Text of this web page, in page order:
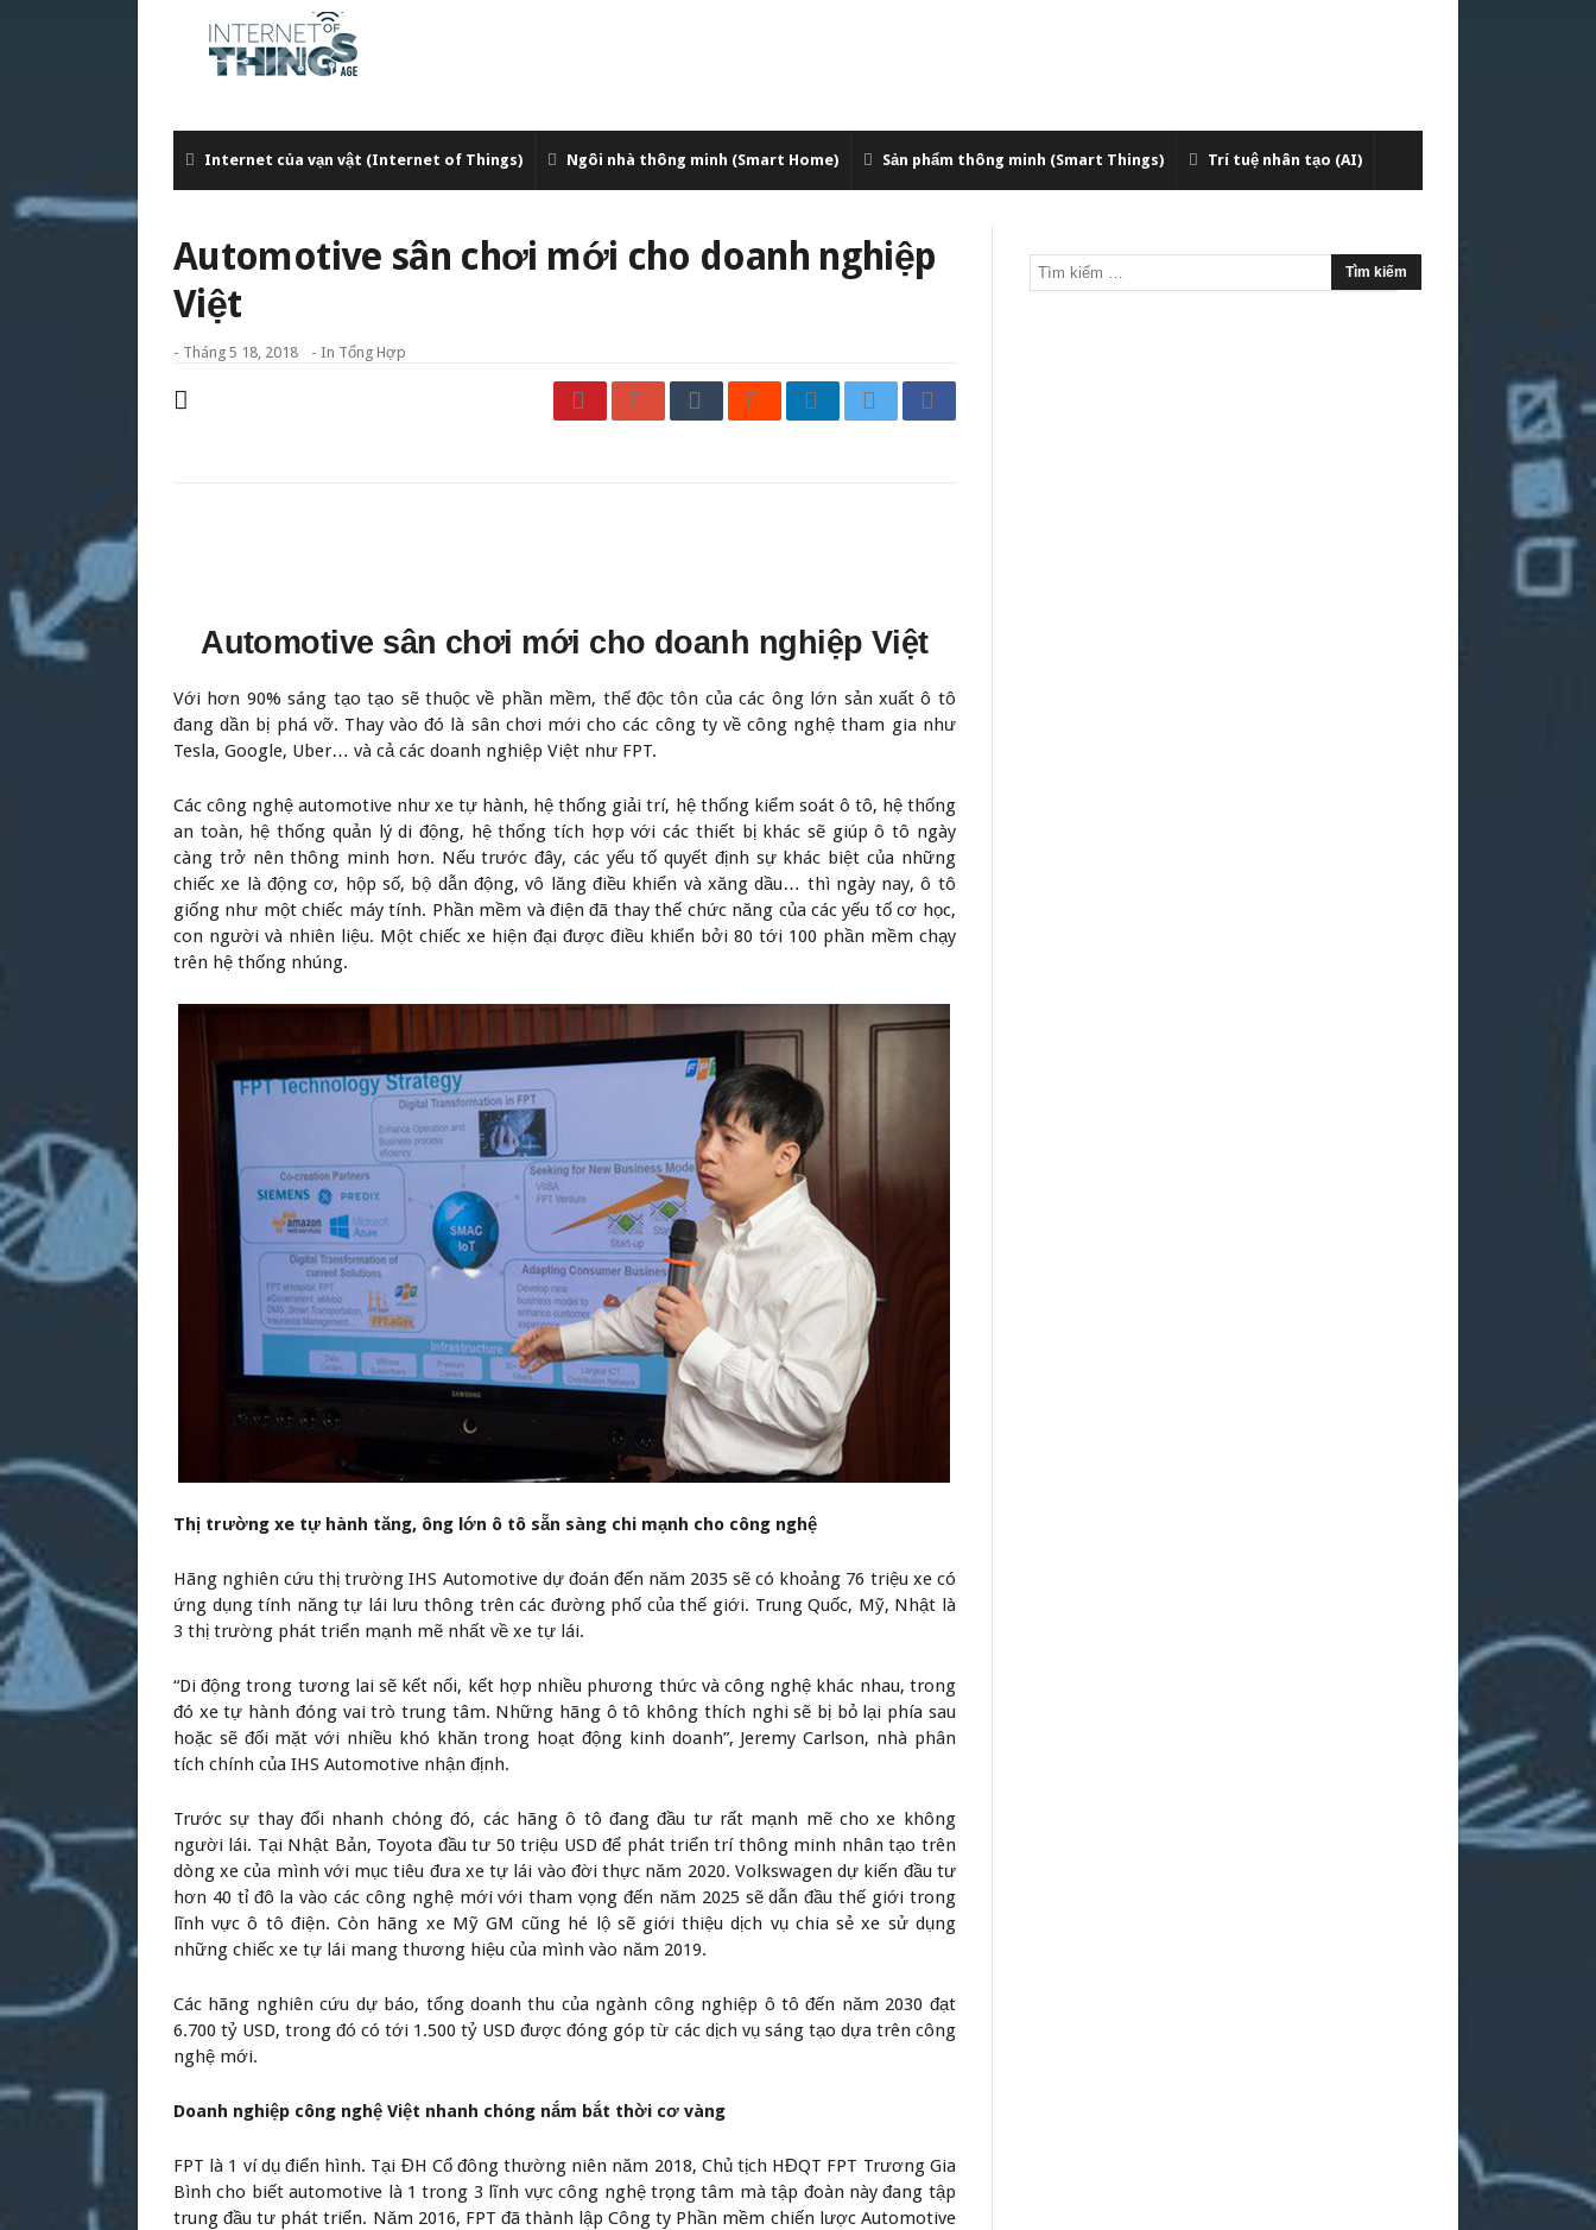
Internet của vạn vật (Internet of Things) Ngôi nhà thông minh (Smart Home) Sản phẩm thông minh (Smart Things) Trí tuệ nhân tạo (AI)
Automotive sân chơi mới cho doanh nghiệp
Việt
- Tháng 5 18, 2018 - In Tổng Hợp
Automotive sân chơi mới cho doanh nghiệp Việt
Với hơn 90% sáng tạo tạo sẽ thuộc về phần mềm, thế độc tôn của các ông lớn sản xuất ô tô
đang dần bị phá vỡ. Thay vào đó là sân chơi mới cho các công ty về công nghệ tham gia như
Tesla, Google, Uber… và cả các doanh nghiệp Việt như FPT.
Các công nghệ automotive như xe tự hành, hệ thống giải trí, hệ thống kiểm soát ô tô, hệ thống
an toàn, hệ thống quản lý di động, hệ thống tích hợp với các thiết bị khác sẽ giúp ô tô ngày
càng trở nên thông minh hơn. Nếu trước đây, các yếu tố quyết định sự khác biệt của những
chiếc xe là động cơ, hộp số, bộ dẫn động, vô lăng điều khiển và xăng dầu… thì ngày nay, ô tô
giống như một chiếc máy tính. Phần mềm và điện đã thay thế chức năng của các yếu tố cơ học,
con người và nhiên liệu. Một chiếc xe hiện đại được điều khiển bởi 80 tới 100 phần mềm chạy
trên hệ thống nhúng.
Thị trường xe tự hành tăng, ông lớn ô tô sẵn sàng chi mạnh cho công nghệ
Hãng nghiên cứu thị trường IHS Automotive dự đoán đến năm 2035 sẽ có khoảng 76 triệu xe có
ứng dụng tính năng tự lái lưu thông trên các đường phố của thế giới. Trung Quốc, Mỹ, Nhật là
3 thị trường phát triển mạnh mẽ nhất về xe tự lái.
“Di động trong tương lai sẽ kết nối, kết hợp nhiều phương thức và công nghệ khác nhau, trong
đó xe tự hành đóng vai trò trung tâm. Những hãng ô tô không thích nghi sẽ bị bỏ lại phía sau
hoặc sẽ đối mặt với nhiều khó khăn trong hoạt động kinh doanh”, Jeremy Carlson, nhà phân
tích chính của IHS Automotive nhận định.
Trước sự thay đổi nhanh chóng đó, các hãng ô tô đang đầu tư rất mạnh mẽ cho xe không
người lái. Tại Nhật Bản, Toyota đầu tư 50 triệu USD để phát triển trí thông minh nhân tạo trên
dòng xe của mình với mục tiêu đưa xe tự lái vào đời thực năm 2020. Volkswagen dự kiến đầu tư
hơn 40 tỉ đô la vào các công nghệ mới với tham vọng đến năm 2025 sẽ dẫn đầu thế giới trong
lĩnh vực ô tô điện. Còn hãng xe Mỹ GM cũng hé lộ sẽ giới thiệu dịch vụ chia sẻ xe sử dụng
những chiếc xe tự lái mang thương hiệu của mình vào năm 2019.
Các hãng nghiên cứu dự báo, tổng doanh thu của ngành công nghiệp ô tô đến năm 2030 đạt
6.700 tỷ USD, trong đó có tới 1.500 tỷ USD được đóng góp từ các dịch vụ sáng tạo dựa trên công
nghệ mới.
Doanh nghiệp công nghệ Việt nhanh chóng nắm bắt thời cơ vàng
FPT là 1 ví dụ điển hình. Tại ĐH Cổ đông thường niên năm 2018, Chủ tịch HĐQT FPT Trương Gia
Bình cho biết automotive là 1 trong 3 lĩnh vực công nghệ trọng tâm mà tập đoàn này đang tập
trung đầu tư phát triển. Năm 2016, FPT đã thành lập Công ty Phần mềm chiến lược Automotive